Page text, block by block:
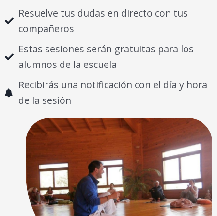
Resuelve tus dudas en directo con tus
compañeros
Estas sesiones serán gratuitas para los
alumnos de la escuela
Recibirás una notificación con el día y hora
de la sesión